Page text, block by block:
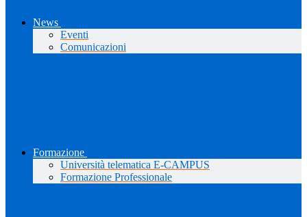
News
Eventi
Comunicazioni
Formazione
Università telematica E-CAMPUS
Formazione Professionale